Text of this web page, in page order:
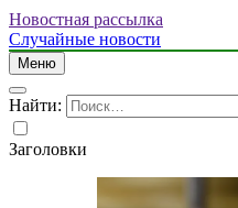
Новостная рассылка
Случайные новости
Меню
Найти:
Заголовки